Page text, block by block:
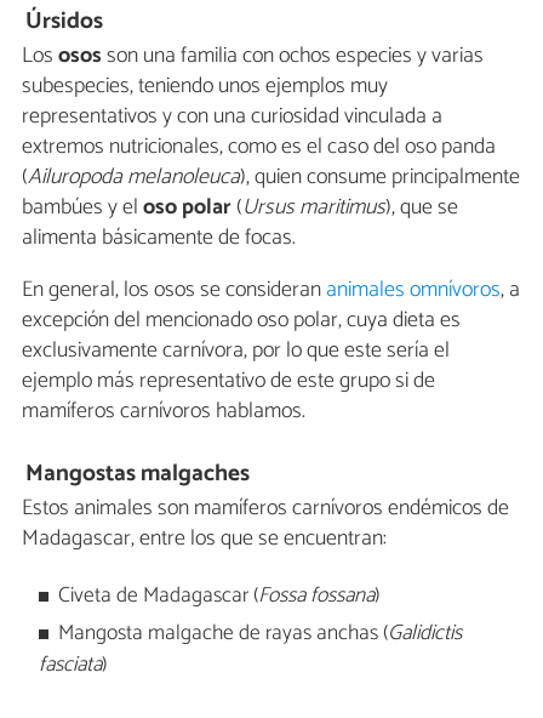
Úrsidos
Losososson una familia con ochos especies y varias
subespecies, teniendo unos ejemplos muy
representativos y con una curiosidad vinculada a
extremos nutricionales, como es el caso del oso panda
(Ailuropoda melanoleuca), quien consume principalmente
bambúes y eloso polar(Ursus maritimus), que se
alimenta básicamente de focas.
En general, los osos se considerananimales omnívoros, a
excepción del mencionado oso polar, cuya dieta es
exclusivamente carnívora, por lo que este sería el
ejemplo más representativo de este grupo si de
mamíferos carnívoros hablamos.
Mangostas malgaches
Estos animales son mamíferos carnívoros endémicos de
Madagascar, entre los que se encuentran:
Civeta de Madagascar (Fossa fossana)
Mangosta malgache de rayas anchas (Galidictis
fasciata)